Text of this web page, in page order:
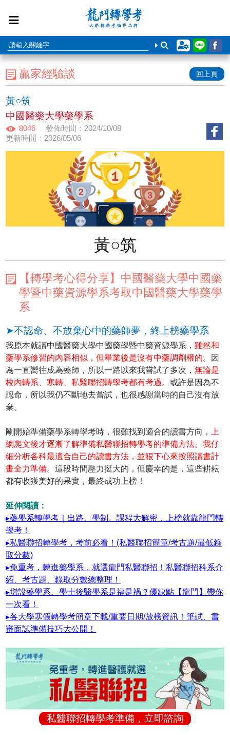
贏家經驗談 回上頁
黃○筑
中國醫藥大學藥學系
8046
發佈時間：2024/10/08
更新時間：2026/05/06
黃○筑
【轉學考心得分享】中國醫藥大學中國藥
學暨中藥資源學系考取中國醫藥大學藥學
系
➤不認命、不放棄心中的藥師夢，終上榜藥學系
我原本就讀中國醫藥大學中國藥學暨中藥資源學系，雖然和
藥學系修習的內容相似，但畢業後是沒有中藥調劑權的。因
為一直嚮往成為藥師，所以一路以來我嘗試了多次，無論是
校內轉系、寒轉、私醫聯招轉學考都有考過 。或許是因為不
認命，所以我仍不斷地去嘗試，也很感謝當時的自己沒有放
棄。
剛開始準備藥學系轉學考時，很難找到適合的讀書方向，
上
網爬文後才逐漸了解準備私醫聯招轉學考的準備方法。我仔
細分析各科最適合自己的讀書方法，並狠下心來按照讀書計
畫全力準備。這段時間壓力挺大的，但慶幸的是，這些耕耘
都有收獲美好的果實，最終成功上榜！
延伸閱讀：
▸藥學系轉學考｜出路、學制、課程大解密，上榜就靠龍門轉
學考！
▸私醫聯招轉學考，考前必看！(私醫聯招簡章/考古題/最低錄
取分數)
▸免重考，轉進藥學系，就選龍門私醫聯招！私醫聯招科系介
紹、考古題、錄取分數總整理！
▸增設藥學系、學士後醫學系是福是禍？優缺點【龍門】帶你
一次看！
▸各大學寒假轉學考簡章下載/重要日期/放榜資訊！筆試、書
審面試準備技巧大公開！
私醫聯招轉學考準備，立即諮詢